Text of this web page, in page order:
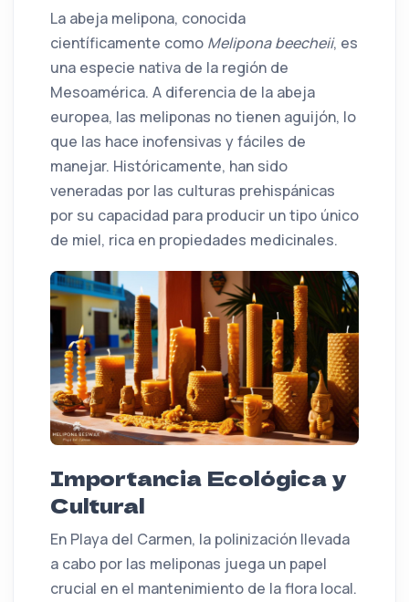
La abeja melipona, conocida
científicamente como Melipona beecheii, es
una especie nativa de la región de
Mesoamérica. A diferencia de la abeja
europea, las meliponas no tienen aguijón, lo
que las hace inofensivas y fáciles de
manejar. Históricamente, han sido
veneradas por las culturas prehispánicas
por su capacidad para producir un tipo único
de miel, rica en propiedades medicinales.
Importancia Ecológica y
Cultural
En Playa del Carmen, la polinización llevada
a cabo por las meliponas juega un papel
crucial en el mantenimiento de la flora local.